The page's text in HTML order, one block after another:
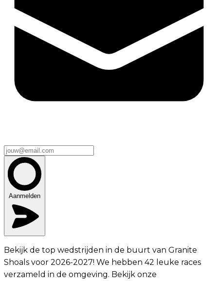
Aanmelden
Bekijk de top wedstrijden in de buurt van Granite
Shoals voor 2026-2027! We hebben 42 leuke races
verzameld in de omgeving. Bekijk onze